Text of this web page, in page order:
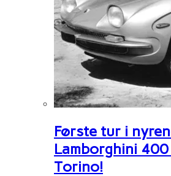
Første tur i
Lamborghini 400
Torino!